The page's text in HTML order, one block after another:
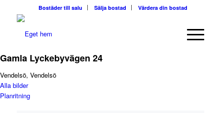
Bostäder till salu Sälja bostad Värdera din bostad
Gamla Lyckebyvägen 24
Vendelsö, Vendelsö
Alla bilder
Planritning